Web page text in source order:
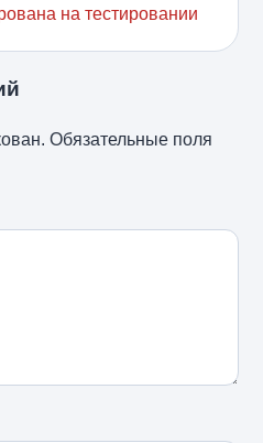
на тестировании
Обязательные поля